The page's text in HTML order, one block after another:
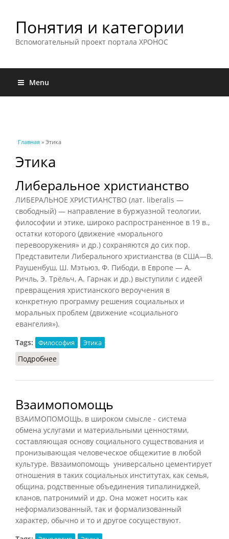
Понятия и категории
Вспомогательный проект портала ХРОНОС
Menu
Вы здесь
Главная » Этика
Этика
Либеральное христианство
ЛИБЕРАЛЬНОЕ ХРИСТИАНСТВО (лат. liberalis —
свободный) — направление в буржуазной теологии,
философии и этике, широко распространенное в 19 в.,
остатки которого (движение «морального
перевооружения» и др.) сохраняются до сих пор.
Представители Либерального христианства (в США—В.
Раушенбуш, Ш. Мэтьюз, Ф. Пибоди, в Европе — А.
Ричль, Э. Трёльч, А. Гарнак и др.) выступили с идеей
превращения христианского вероучения в
конкретную программу решения социальных и
моральных проблем (движение «социального
евангелия»).
Tags:
Философия Этика
Подробнее
Взаимопомощь
ВЗАИМОПОМОЩЬ, в широком смысле - система
обмена услугами и материальными ценностями,
составляющая основу социального существования и
пронизывающая человеческое общежитие в любой
культуре. Ввзаимопомощь универсально цементирует
отношения в таких социальных институтах, как семья,
община, родственные объединения типалиниджей,
кланов, патронимий и др. Она может носить как
неформализованный, так и формализованный
характер, обычно и то и другое сосуществуют.